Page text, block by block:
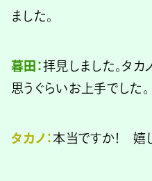
ました。
暮田：拝見しました。タ
思うぐらいお上手でした。
タカノ：本当ですか！ 嬉